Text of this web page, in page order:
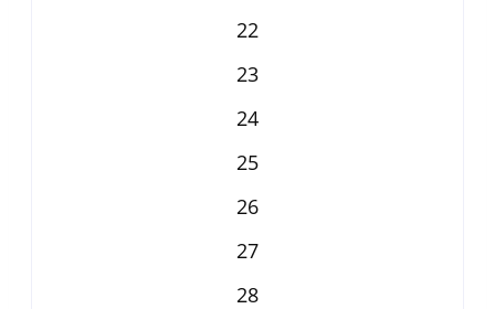
22
23
24
25
26
27
28